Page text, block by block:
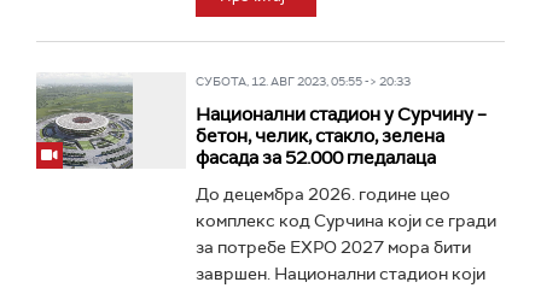
СУБОТА, 12. АВГ 2023, 05:55 -> 20:33
Национални стадион у Сурчину –
бетон, челик, стакло, зелена
фасада за 52.000 гледалаца
До децембра 2026. године цео
комплекс код Сурчина који се гради
за потребе EXPO 2027 мора бити
завршен. Национални стадион који